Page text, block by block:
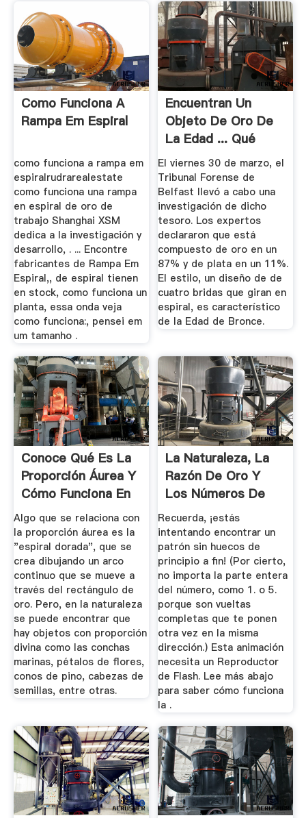
Como Funciona A
Rampa Em Espiral
como funciona a rampa em
espiralrudrarealestate
como funciona una rampa
en espiral de oro de
trabajo Shanghai XSM
dedica a la investigación y
desarrollo, . ... Encontre
fabricantes de Rampa Em
Espiral,, de espiral tienen
en stock, como funciona un
planta, essa onda veja
como funciona:, pensei em
um tamanho .
Encuentran Un
Objeto De Oro De
La Edad ... Qué
Cómo Quién
El viernes 30 de marzo, el
Tribunal Forense de
Belfast llevó a cabo una
investigación de dicho
tesoro. Los expertos
declararon que está
compuesto de oro en un
87% y de plata en un 11%.
El estilo, un diseño de de
cuatro bridas que giran en
espiral, es característico
de la Edad de Bronce.
Conoce Qué Es La
Proporción Áurea Y
Cómo Funciona En
El Diseño
Algo que se relaciona con
la proporción áurea es la
"espiral dorada", que se
crea dibujando un arco
continuo que se mueve a
través del rectángulo de
oro. Pero, en la naturaleza
se puede encontrar que
hay objetos con proporción
divina como las conchas
marinas, pétalos de flores,
conos de pino, cabezas de
semillas, entre otras.
La Naturaleza, La
Razón De Oro Y
Los Números De
Fibonacci
Recuerda, ¡estás
intentando encontrar un
patrón sin huecos de
principio a fin! (Por cierto,
no importa la parte entera
del número, como 1. o 5.
porque son vueltas
completas que te ponen
otra vez en la misma
dirección.) Esta animación
necesita un Reproductor
de Flash. Lee más abajo
para saber cómo funciona
la .